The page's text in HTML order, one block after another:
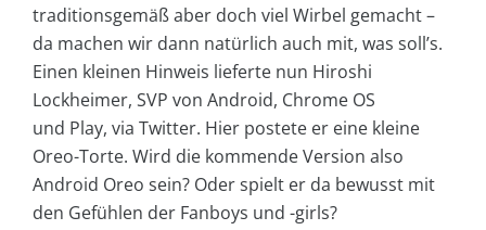
traditionsgemäß aber doch viel Wirbel gemacht –
da machen wir dann natürlich auch mit, was soll’s.
Einen kleinen Hinweis lieferte nun Hiroshi
Lockheimer, SVP von Android, Chrome OS
und Play, via Twitter. Hier postete er eine kleine
Oreo-Torte. Wird die kommende Version also
Android Oreo sein? Oder spielt er da bewusst mit
den Gefühlen der Fanboys und -girls?